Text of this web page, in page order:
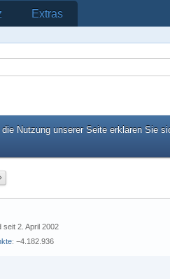
Extras
Nutzung unserer Seite erklären Sie
seit 2. April 2002
−4.182.936